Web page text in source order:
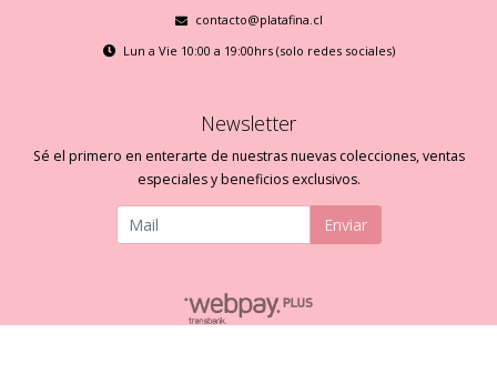
contacto@platafina.cl
Lun a Vie 10:00 a 19:00hrs (solo redes sociales)
Newsletter
Sé el primero en enterarte de nuestras nuevas colecciones, ventas
especiales y beneficios exclusivos.
Enviar